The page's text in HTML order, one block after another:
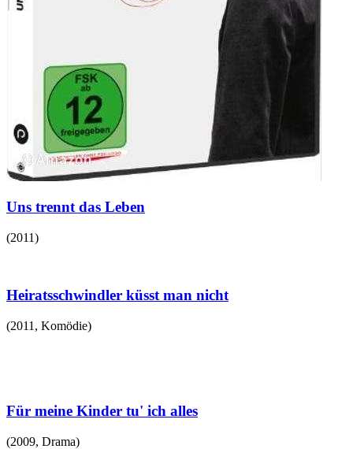
Uns trennt das Leben
(2011)
Heiratsschwindler küsst man nicht
(2011 , Komödie)
Für meine Kinder tu' ich alles
(2009, Drama)